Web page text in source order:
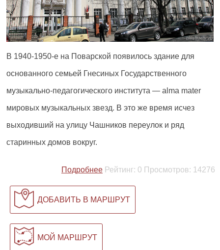
В 1940-1950-е на Поварской появилось здание для
основанного семьей Гнесиных Государственного
музыкально-педагогического института — alma mater
мировых музыкальных звезд. В это же время исчез
выходивший на улицу Чашников переулок и ряд
старинных домов вокруг.
Подробнее Рейтинг: 0 Просмотров: 14276
ДОБАВИТЬ В МАРШРУТ
МОЙ МАРШРУТ